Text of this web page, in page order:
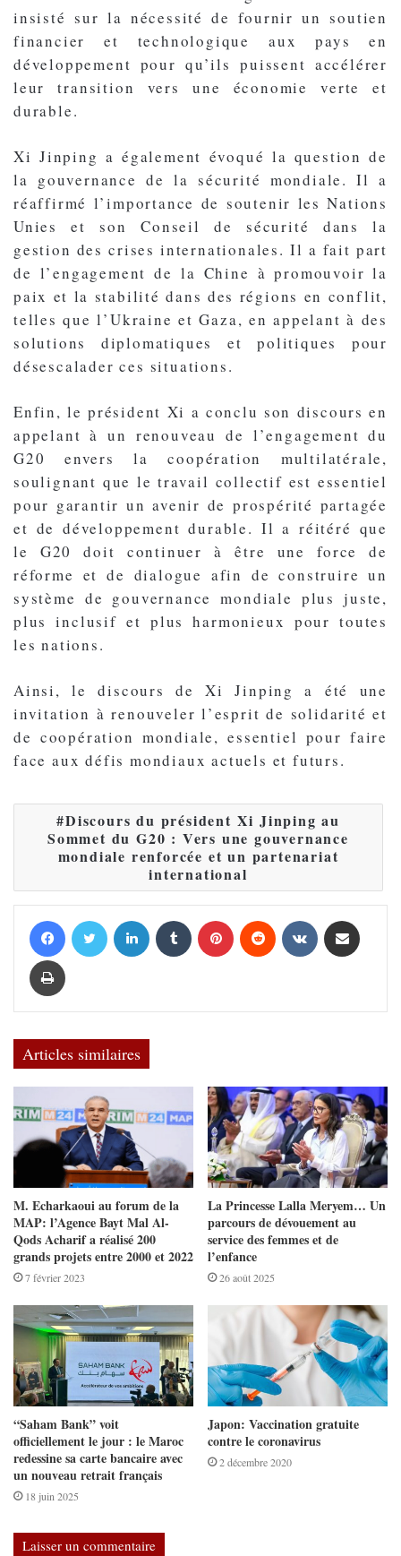
insisté sur la nécessité de fournir un soutien
financier et technologique aux pays en
développement pour qu’ils puissent accélérer
leur transition vers une économie verte et
durable.
Xi Jinping a également évoqué la question de
la gouvernance de la sécurité mondiale. Il a
réaffirmé l’importance de soutenir les Nations
Unies et son Conseil de sécurité dans la
gestion des crises internationales. Il a fait part
de l’engagement de la Chine à promouvoir la
paix et la stabilité dans des régions en conflit,
telles que l’Ukraine et Gaza, en appelant à des
solutions diplomatiques et politiques pour
désescalader ces situations.
Enfin, le président Xi a conclu son discours en
appelant à un renouveau de l’engagement du
G20 envers la coopération multilatérale,
soulignant que le travail collectif est essentiel
pour garantir un avenir de prospérité partagée
et de développement durable. Il a réitéré que
le G20 doit continuer à être une force de
réforme et de dialogue afin de construire un
système de gouvernance mondiale plus juste,
plus inclusif et plus harmonieux pour toutes
les nations.
Ainsi, le discours de Xi Jinping a été une
invitation à renouveler l’esprit de solidarité et
de coopération mondiale, essentiel pour faire
face aux défis mondiaux actuels et futurs.
Discours du président Xi Jinping au
Sommet du G20 : Vers une gouvernance
mondiale renforcée et un partenariat
international
Articles similaires
M. Echarkaoui au forum de la
MAP: l’Agence Bayt Mal Al-
Qods Acharif a réalisé 200
grands projets entre 2000 et 2022
7 février 2023
La Princesse Lalla Meryem… Un
parcours de dévouement au
service des femmes et de
l’enfance
26 août 2025
“Saham Bank” voit
officiellement le jour : le Maroc
redessine sa carte bancaire avec
un nouveau retrait français
18 juin 2025
Japon: Vaccination gratuite
contre le coronavirus
2 décembre 2020
Laisser un commentaire